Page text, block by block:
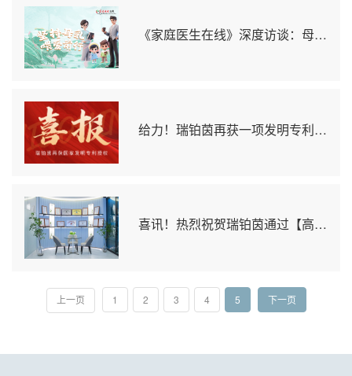
《家庭医生在线》深度访谈：母乳冻干技术引关注，妇儿专家“质问”技术核心！
给力！瑞铂茵再获一项发明专利，这次与抗衰老有关
喜讯！热烈祝贺瑞铂茵通过【高新技术企业】认定！
上一页 1 2 3 4 5 下一页